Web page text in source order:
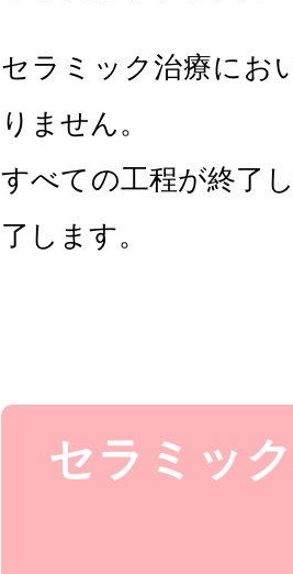
セラミック治療にお
りません。
すべての工程が終了
了します。
セラミッ